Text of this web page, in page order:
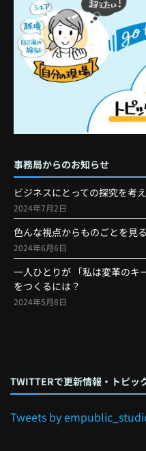
事務局からのお知らせ
ビジネスにとっての探究を考
2024年7月2日
色んな視点からものごとを見
2024年6月6日
一人ひとりが 「私は変革のキ
をつくるには？
2024年5月8日
TWITTERで更新情報・トピッ
Tweets by